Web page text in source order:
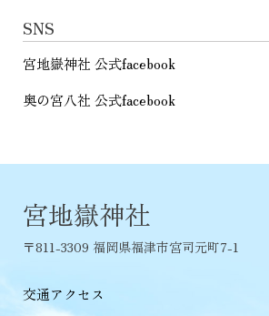
SNS
宮地嶽神社 公式facebook
奥の宮八社 公式facebook
宮地嶽神社
〒811-3309 福岡県福津市宮司元町7-1
交通アクセス